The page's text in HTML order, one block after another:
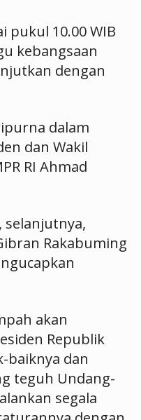
pukul 10.00 WIB
kebangsaan
dengan
dalam
dan Wakil
RI Ahmad
selanjutnya,
Rakabuming
akan
Republik
baiknya dan
teguh Undang-
segala